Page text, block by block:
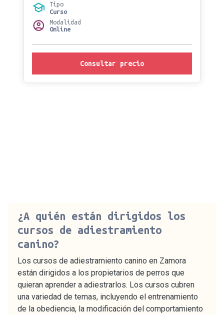
Tipo
Curso
Modalidad
Online
Consultar precio
¿A quién están dirigidos los
cursos de adiestramiento
canino?
Los cursos de adiestramiento canino en Zamora
están dirigidos a los propietarios de perros que
quieran aprender a adiestrarlos. Los cursos cubren
una variedad de temas, incluyendo el entrenamiento
de la obediencia, la modificación del comportamiento